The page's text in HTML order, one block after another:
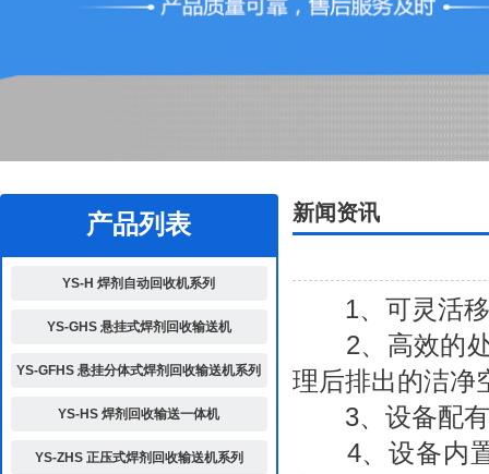
产品列表
YS-H 焊剂自动回收机系列
YS-GHS 悬挂式焊剂回收输送机
YS-GFHS 悬挂分体式焊剂回收输送机系列
YS-HS 焊剂回收输送一体机
YS-ZHS 正压式焊剂回收输送机系列
新闻资讯
1、可灵活移
2、高效的处
理后排出的洁净
3、设备配有
4、设备内置